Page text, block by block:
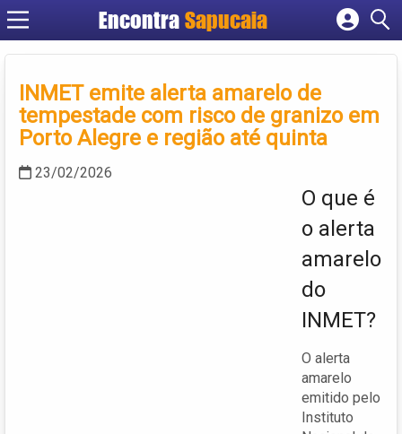
Encontra
Cadastrar empresa
Criar conta
INMET emite alerta amarelo de
tempestade com risco de granizo em
Porto Alegre e região até quinta
23/02/2026
O que é
o alerta
amarelo
do
INMET?
O alerta
amarelo
emitido pelo
Instituto